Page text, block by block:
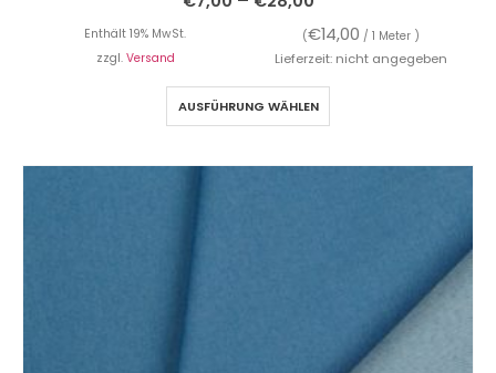
Enthält 19% MwSt. (€14,00 / 1 Meter )
zzgl. Versand Lieferzeit: nicht angegeben
AUSFÜHRUNG WÄHLEN